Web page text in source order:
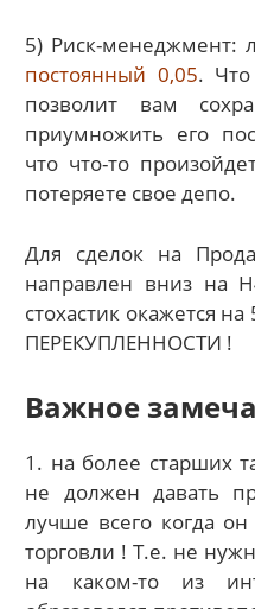
5) Риск-менеджмент:
постоянный 0,05.
позволит вам
приумножить его
что что-то
потеряете свое депо.
Для сделок на
направлен вниз на
стохастик окажется
ПЕРЕКУПЛЕННОСТИ !
Важное
1. на более старших
не должен давать
лучше всего когда
торговли ! Т.е. не
на каком-то из